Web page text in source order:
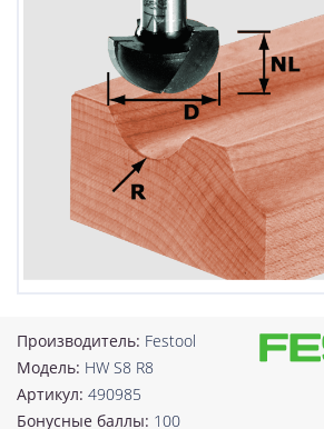
Производитель: Festool
Модель: HW S8 R8
Артикул: 490985
Бонусные баллы: 100